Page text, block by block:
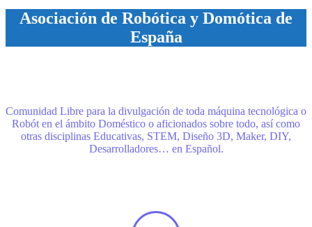
Asociación de Robótica y Domótica de
España
Comunidad Libre para la divulgación de toda máquina tecnológica o
Robót en el ámbito Doméstico o aficionados sobre todo, así como
otras disciplinas Educativas, STEM, Diseño 3D, Maker, DIY,
Desarrolladores… en Español.